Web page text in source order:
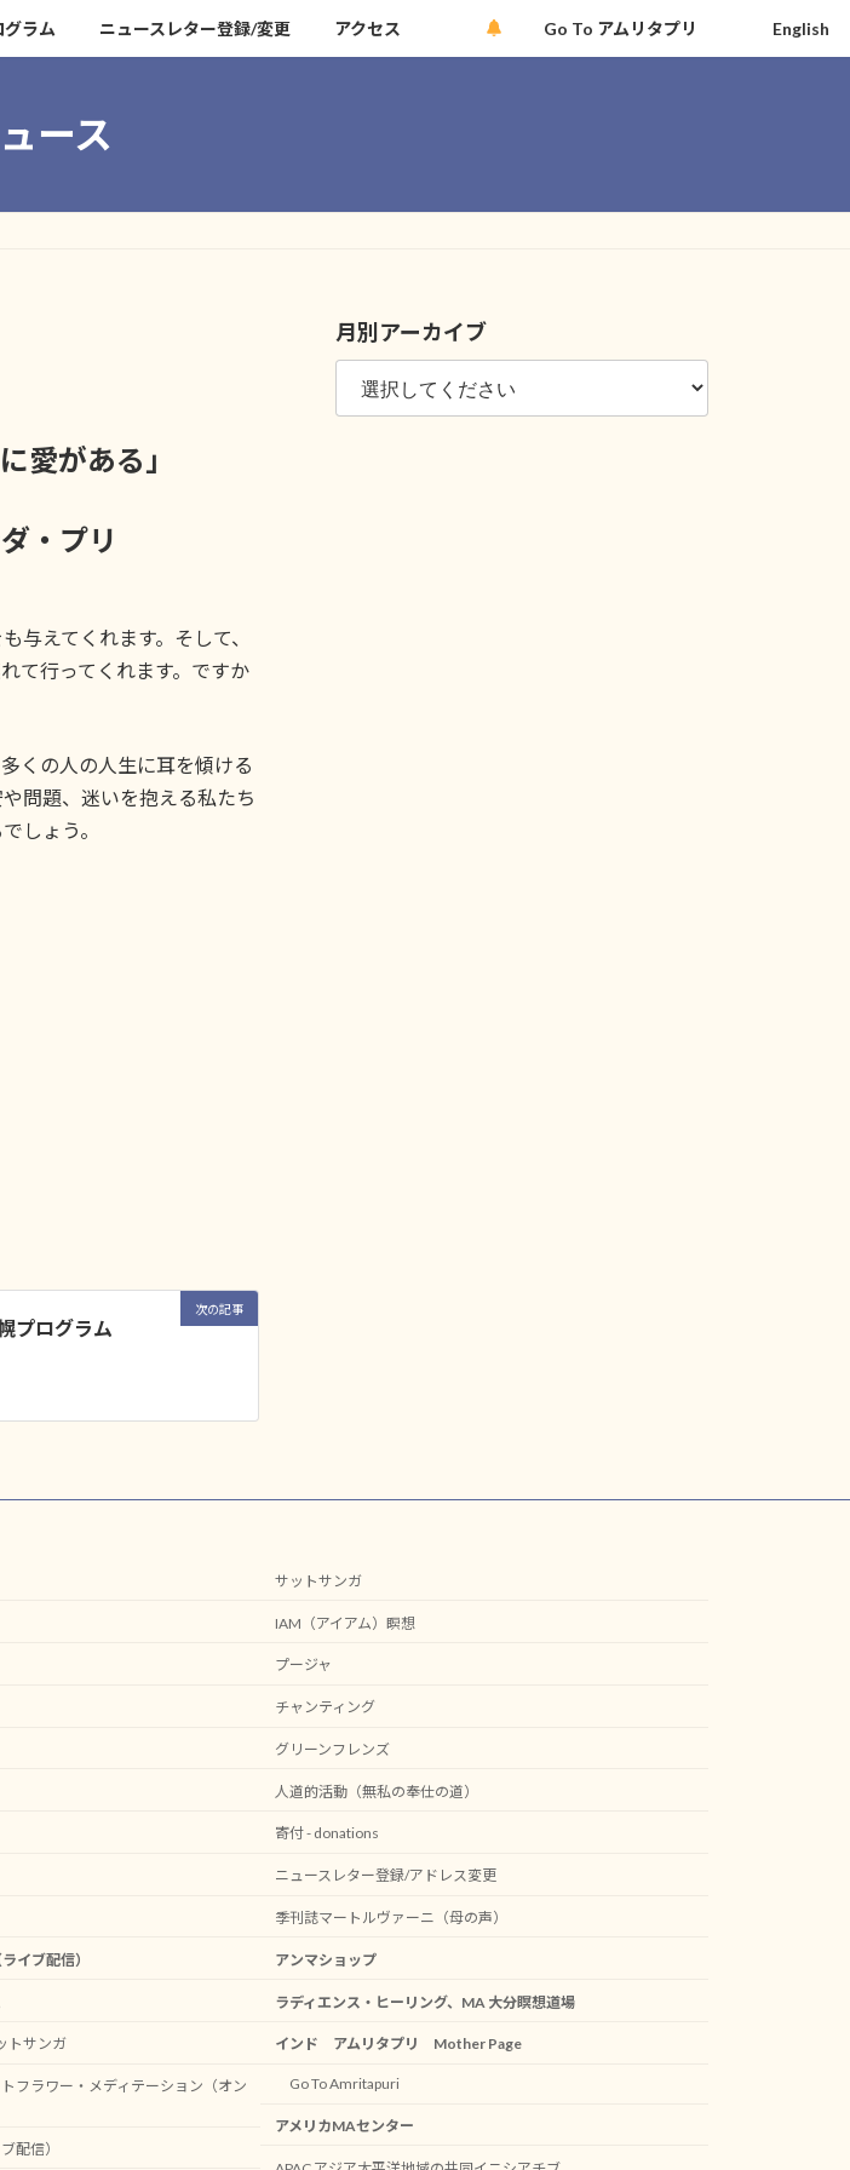
グラム ニュースレター登録/変更 アクセス Go To アムリタプリ English
ース
愛がある」
・プリ
与えてくれます。そして、
て行ってくれます。ですか
くの人の人生に耳を傾ける
問題、迷いを抱える私たち
しょう。
次の記事
プログラム
月別アーカイブ
イブ配信）
トサンガ
フラワー・メディテーション（オン
配信）
サットサンガ
IAM（アイアム）瞑想
プージャ
チャンティング
グリーンフレンズ
人道的活動（無私の奉仕の道）
寄付 - donations
ニュースレター登録/アドレス変更
季刊誌マートルヴァーニ（母の声）
アンマショップ
ラディエンス・ヒーリング、MA 大分瞑想道場
インド アムリタプリ Mother Page
Go To Amritapuri
アメリカMAセンター